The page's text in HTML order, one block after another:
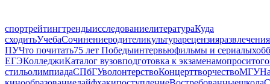
спортрейтингтрендыисследованиелитератураКуда
сходитьУчебаСочинениеродителикультурарецензияразвлечения
ПУЧто почитать75 лет Победыинтервьюфильмы и сериалы
ЕГЭКолледжиКаталог вузовподготовка к экзаменамопрос
стильолимпиадаСПбГУволонтерствоКонцерттворчествоМГУ